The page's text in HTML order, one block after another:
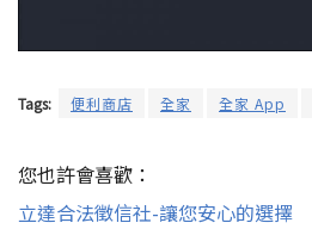
Tags: 便利商店 全家 全家 App
您也許會喜歡：
立達合法徵信社-讓您安心的選擇